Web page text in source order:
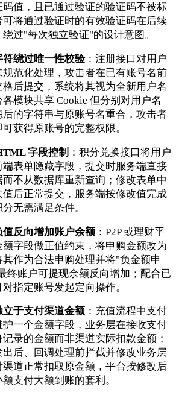
值，且已通过验证的验证码不被标
将通过验证时的有效验证码在后续
过"每次独立验证"的设计意图。
绕过唯一性校验：注册接口对用户
范化处理，攻击者在已有账号名前
格后提交，系统将其视为全新用户名
模块共享 Cookie 但分别对用户名
的字符串与原账号名重合，攻击者
获得原账号的完整权限。
字段控制 ：积分兑换接口将用户
表单隐藏字段，提交时服务端直接
不从数据库重新查询；修改表单中
后正常提交，服务端按修改值完成
无需满足条件。
反向增加账户余额 ：P2P 或理财平
字段做正值约束，将申购金额改为
作为合法申购处理并将"负金额申
终账户可提现余额反向增加；配合已
指定账号发起定向操作。
于支付渠道金额 ：充值流程中支付
一个金额字段，业务层在接收支付
录的金额而非渠道实际扣款金额；
后、回调处理前拦截并修改业务层
道正常扣取原金额，平台按修改后
支付大额到账的套利。